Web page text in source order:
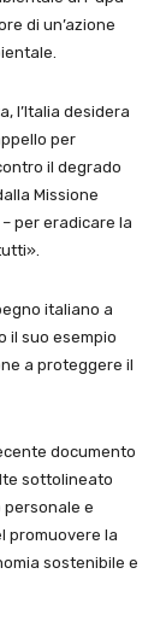
di un’azione
l’Italia desidera
per
il degrado
Missione
per eradicare la
italiano a
il suo esempio
a proteggere il
documento
sottolineato
personale e
promuovere la
sostenibile e